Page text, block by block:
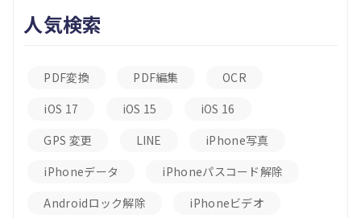
人気検索
PDF変換 PDF編集
OCR
iOS 17
iOS 15
iOS 16
GPS 変更
LINE
iPhone写真
iPhoneデータ
iPhoneパスコード解除
Androidロック解除
iPhoneビデオ